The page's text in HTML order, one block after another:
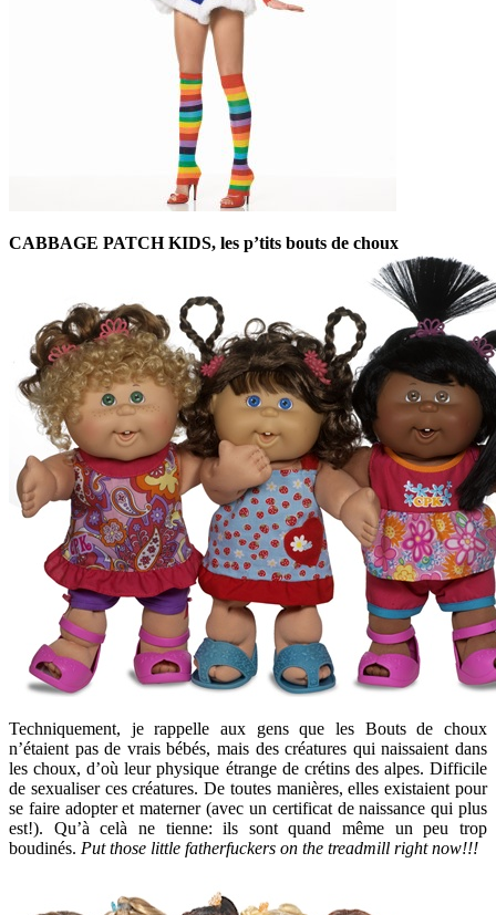
CABBAGE PATCH KIDS, les p’tits bouts de choux
Techniquement, je rappelle aux gens que les Bouts de choux
n’étaient pas de vrais bébés, mais des créatures qui naissaient dans
les choux, d’où leur physique étrange de crétins des alpes. Difficile
de sexualiser ces créatures. De toutes manières, elles existaient pour
se faire adopter et materner (avec un certificat de naissance qui plus
est!). Qu’à celà ne tienne: ils sont quand même un peu trop
boudinés. Put those little fatherfuckers on the treadmill right now!!!